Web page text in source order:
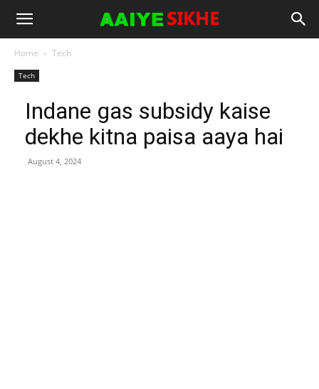
Home Tech
Tech
Indane gas subsidy kaise
dekhe kitna paisa aaya hai
August 4, 2024